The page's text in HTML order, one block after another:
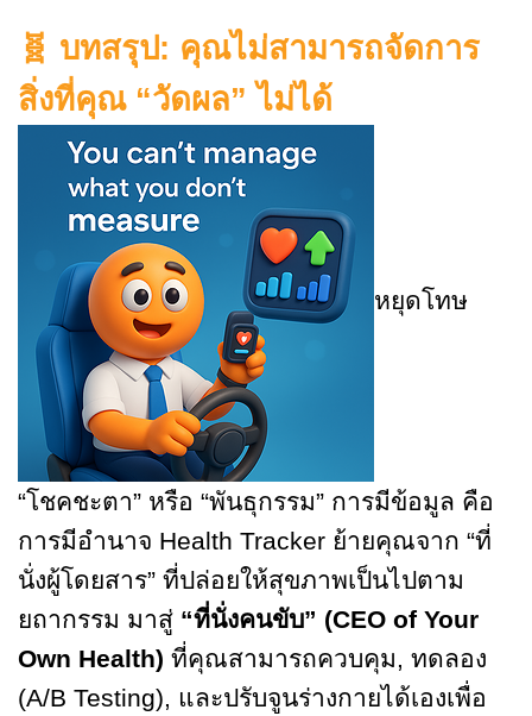
🧬 บทสรุป: คุณไม่สามารถจัดการ
สิ่งที่คุณ “วัดผล” ไม่ได้
หยุดโทษ
“โชคชะตา” หรือ “พันธุกรรม” การมีข้อมูล คือ
การมีอำนาจ Health Tracker ย้ายคุณจาก “ที่
นั่งผู้โดยสาร” ที่ปล่อยให้สุขภาพเป็นไปตาม
ยถากรรม มาสู่ “ที่นั่งคนขับ” (CEO of Your
Own Health) ที่คุณสามารถควบคุม, ทดลอง
(A/B Testing), และปรับจูนร่างกายได้เองเพื่อ